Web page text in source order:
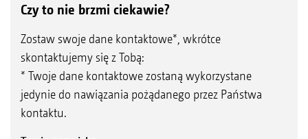
Czy to nie brzmi ciekawie?
Zostaw swoje dane kontaktowe*, wkrótce
skontaktujemy się z Tobą:
* Twoje dane kontaktowe zostaną wykorzystane
jedynie do nawiązania pożądanego przez Państwa
kontaktu.